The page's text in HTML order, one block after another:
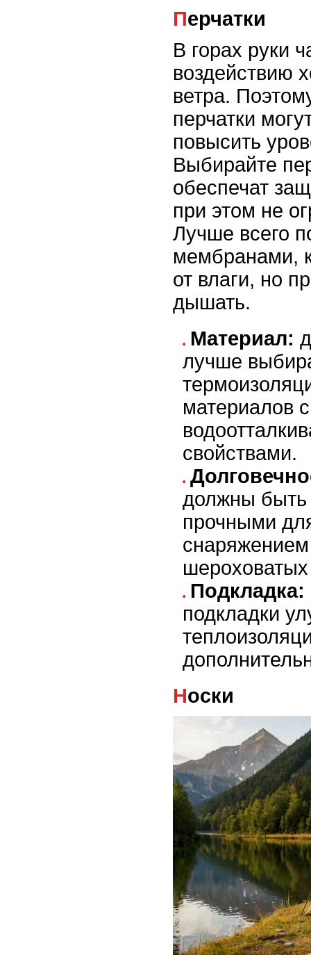
Перчатки
В горах руки
воздействию
ветра.
перчатки
повысить
Выбирайте
обеспечат
при этом не
Лучше всего
мембранами,
от влаги, но
дышать.
Материал:
лучше
материалов с
свойствами.
должны быть
прочными
Подкладка:
подкладки
Носки